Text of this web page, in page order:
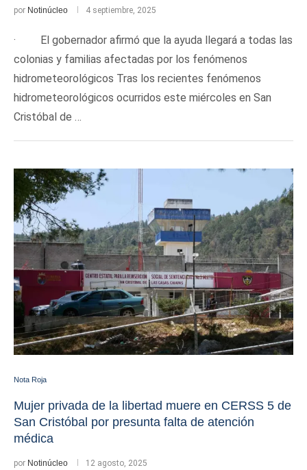
por Notinúcleo 4 septiembre, 2025
· El gobernador afirmó que la ayuda llegará a todas las
colonias y familias afectadas por los fenómenos
hidrometeorológicos Tras los recientes fenómenos
hidrometeorológicos ocurridos este miércoles en San
Cristóbal de …
Nota Roja
Mujer privada de la libertad muere en CERSS 5 de
San Cristóbal por presunta falta de atención
médica
por Notinúcleo 12 agosto, 2025